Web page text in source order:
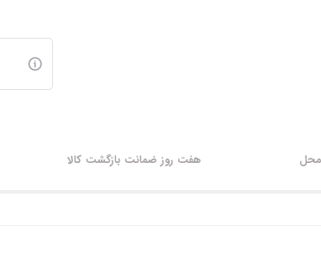
محل هفت روز ضمانت بازگشت کالا